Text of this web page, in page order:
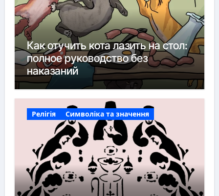
Как отучить кота лазить на стол:
полное руководство без
наказаний
Релігія Символіка та значення